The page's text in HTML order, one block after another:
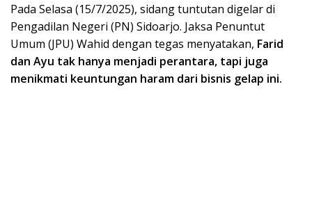
Pada Selasa (15/7/2025), sidang tuntutan digelar di
Pengadilan Negeri (PN) Sidoarjo. Jaksa Penuntut
Umum (JPU) Wahid dengan tegas menyatakan, Farid
dan Ayu tak hanya menjadi perantara, tapi juga
menikmati keuntungan haram dari bisnis gelap ini.